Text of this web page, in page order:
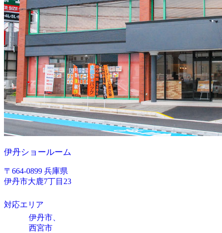
伊丹ショールーム
〒664-0899 兵庫県
伊丹市大鹿7丁目23
対応エリア
伊丹市、
西宮市